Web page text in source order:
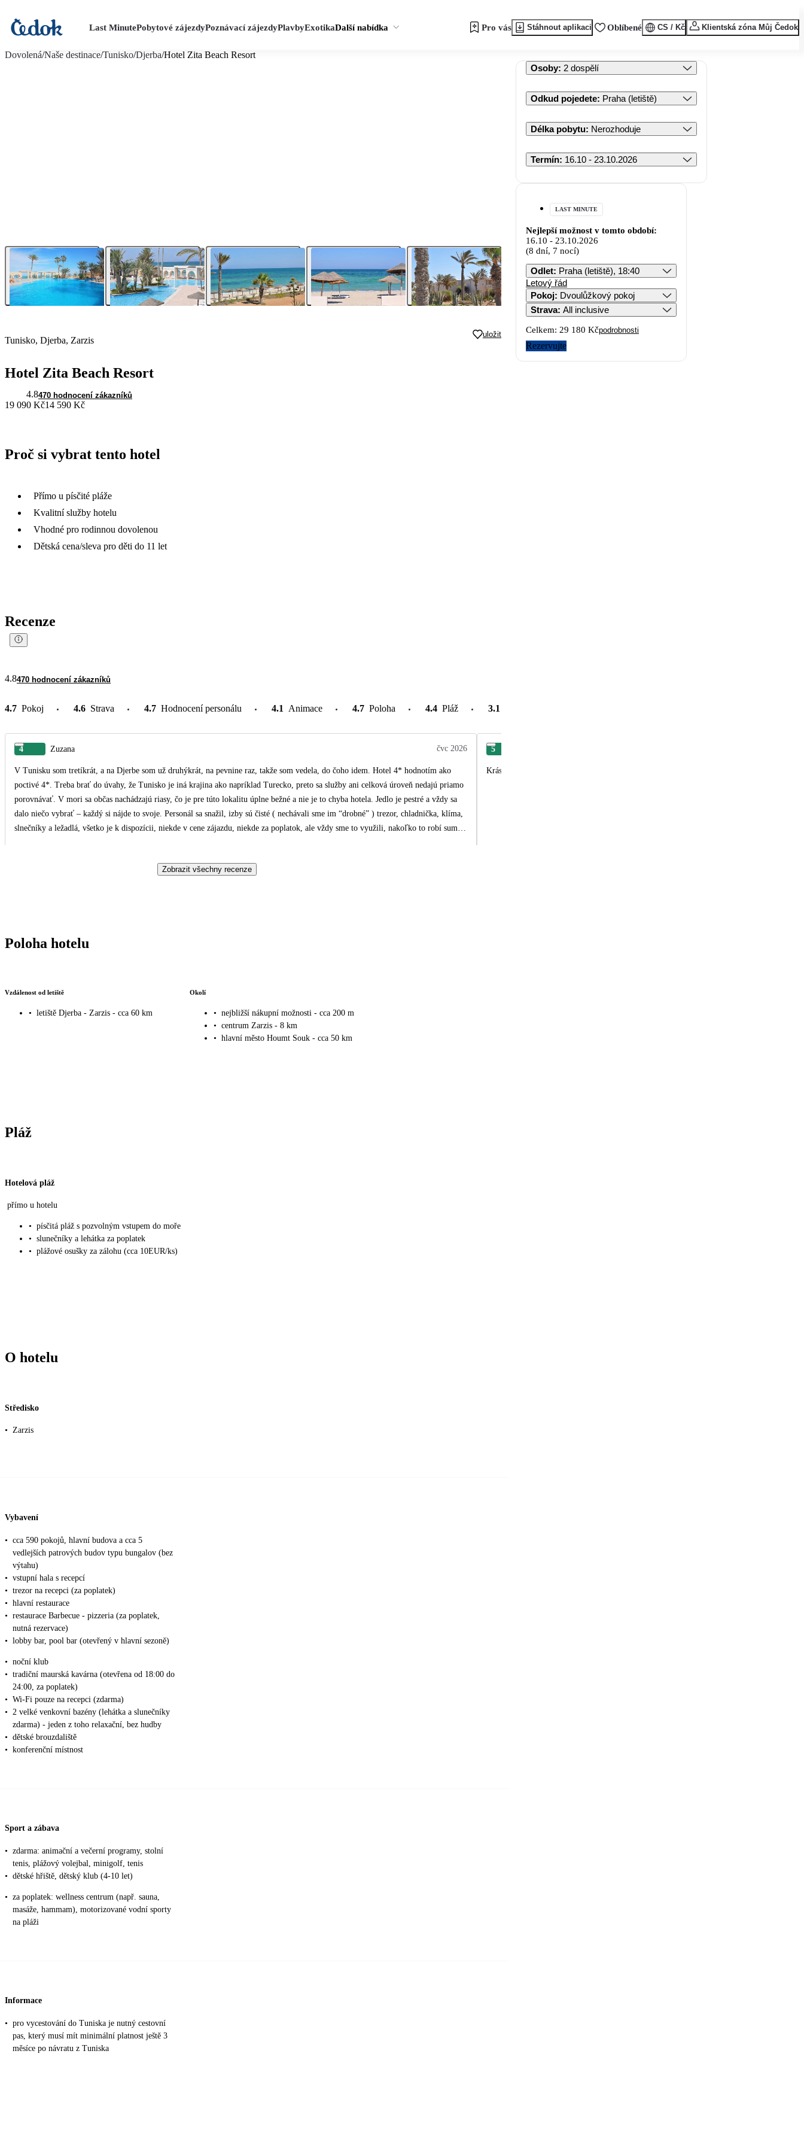
Last MinutePobytové zájezdyPoznávací zájezdyPlavbyExotikaDalší nabídka Pro vás Stáhnout aplikaci Oblíbené CS / Kč Klientská zóna Můj Čedok
Dovolená/Naše destinace/Tunisko/Djerba/Hotel Zita Beach Resort
Tunisko, Djerba, Zarzis
uložit
Hotel Zita Beach Resort
4.8470 hodnocení zákazníků
19 090 Kč14 590 Kč
Proč si vybrat tento hotel
Přímo u písčité pláže
Kvalitní služby hotelu
Vhodné pro rodinnou dovolenou
Dětská cena/sleva pro děti do 11 let
Recenze
4.8470 hodnocení zákazníků
4.7 Pokoj 4.6 Strava 4.7 Hodnocení personálu 4.1 Animace 4.7 Poloha 4.4 Pláž 3.1
4 Zuzana čvc 2026
V Tunisku som tretíkrát, a na Djerbe som už druhýkrát, na pevnine raz, takže som vedela, do čoho idem. Hotel 4* hodnotím ako
poctivé 4*. Treba brať do úvahy, že Tunisko je iná krajina ako napríklad Turecko, preto sa služby ani celková úroveň nedajú priamo
porovnávať. V mori sa občas nachádzajú riasy, čo je pre túto lokalitu úplne bežné a nie je to chyba hotela. Jedlo je pestré a vždy sa
dalo niečo vybrať – každý si nájde to svoje. Personál sa snažil, izby sú čisté ( nechávali sme im “drobné” ) trezor, chladnička, klíma,
slnečníky a ležadlá, všetko je k dispozícii, niekde v cene zájazdu, niekde za poplatok, ale vždy sme to využili, nakoľko to robí sumu
4* hotel v Tunisku, dostane dobrý pomer ceny a kvality. Ja sa sem opakovane vraciam, čo je pre mňa najlepším dôkazom
5
Krásná dovolená
Zobrazit všechny recenze
Poloha hotelu
Vzdálenost od letiště
• letiště Djerba - Zarzis - cca 60 km
Okolí
• nejbližší nákupní možnosti - cca 200 m
• centrum Zarzis - 8 km
• hlavní město Houmt Souk - cca 50 km
Pláž
Hotelová pláž
přímo u hotelu
• písčitá pláž s pozvolným vstupem do moře
• slunečníky a lehátka za poplatek
• plážové osušky za zálohu (cca 10EUR/ks)
O hotelu
Středisko
• Zarzis
Vybavení
• cca 590 pokojů, hlavní budova a cca 5
vedlejších patrových budov typu bungalov (bez
výtahu)
• vstupní hala s recepcí
• trezor na recepci (za poplatek)
• hlavní restaurace
• restaurace Barbecue - pizzeria (za poplatek,
nutná rezervace)
• lobby bar, pool bar (otevřený v hlavní sezoně)
• noční klub
• tradiční maurská kavárna (otevřena od 18:00 do
24:00, za poplatek)
• Wi-Fi pouze na recepci (zdarma)
•
2 velké venkovní bazény (lehátka a slunečníky
zdarma) - jeden z toho relaxační, bez hudby
• dětské brouzdaliště
• konferenční místnost
Sport a zábava
• zdarma: animační a večerní programy, stolní
tenis, plážový volejbal, minigolf, tenis
• dětské hřiště, dětský klub (4-10 let)
• za poplatek: wellness centrum (např. sauna,
masáže, hammam), motorizované vodní sporty
na pláži
Informace
• pro vycestování do Tuniska je nutný cestovní
pas, který musí mít minimální platnost ještě 3
měsíce po návratu z Tuniska
Osoby: 2 dospělí
Odkud pojedete: Praha (letiště)
Délka pobytu: Nerozhoduje
Termín: 16.10 - 23.10.2026
LAST MINUTE
Nejlepší možnost v tomto období:
16.10 - 23.10.2026
(8 dní, 7 nocí)
Odlet: Praha (letiště), 18:40
Letový řád
Pokoj: Dvoulůžkový pokoj
Strava: All inclusive
Celkem: 29 180 Kčpodrobnosti
Rezervujte